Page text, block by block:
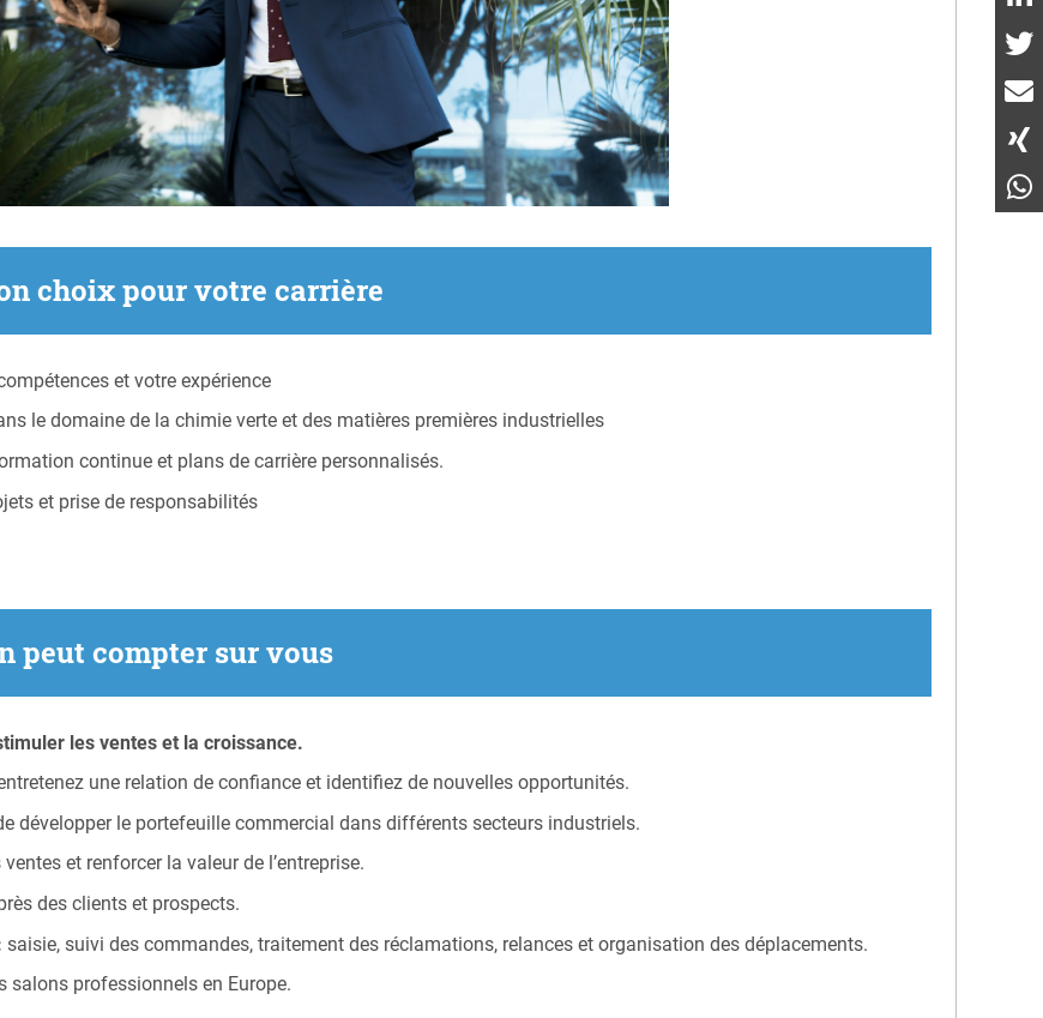
choix pour votre carrière
et votre expérience
le domaine de la chimie verte et des matières premières industrielles
continue et plans de carrière personnalisés.
et prise de responsabilités
peut compter sur vous
les ventes et la croissance.
une relation de confiance et identifiez de nouvelles opportunités.
développer le portefeuille commercial dans différents secteurs industriels.
et renforcer la valeur de l’entreprise.
des clients et prospects.
saisie, suivi des commandes, traitement des réclamations, relances et organisation des déplacements.
salons professionnels en Europe.